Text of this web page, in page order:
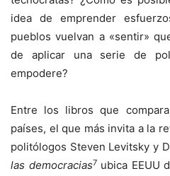
idea de emprender
pueblos vuelvan a «sentir»
de aplicar una serie de
empodere?
Entre los libros que
países, el que más invita a la
politólogos Steven Levitsky y
las democracias7ubica EEUU